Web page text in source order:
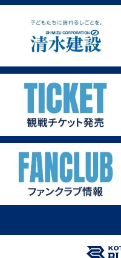
第1戦ホストゲーム